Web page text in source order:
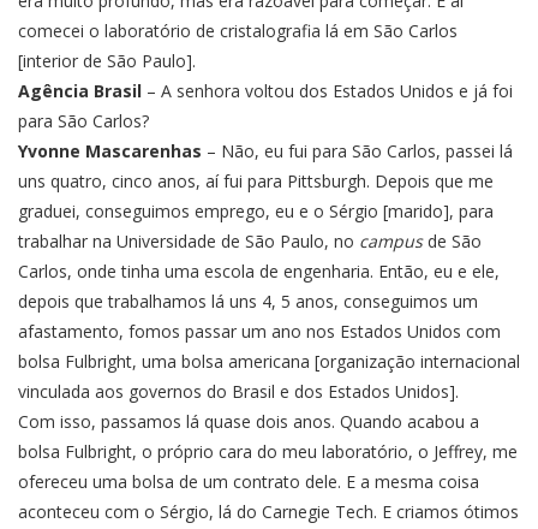
comecei o laboratório de cristalografia lá em São Carlos
[interior de São Paulo].
Agência Brasil – A senhora voltou dos Estados Unidos e já foi
para São Carlos?
Yvonne Mascarenhas – Não, eu fui para São Carlos, passei lá
uns quatro, cinco anos, aí fui para Pittsburgh. Depois que me
graduei, conseguimos emprego, eu e o Sérgio [marido], para
trabalhar na Universidade de São Paulo, no campusde São
Carlos, onde tinha uma escola de engenharia. Então, eu e ele,
depois que trabalhamos lá uns 4, 5 anos, conseguimos um
afastamento, fomos passar um ano nos Estados Unidos com
bolsa Fulbright, uma bolsa americana [organização internacional
vinculada aos governos do Brasil e dos Estados Unidos].
Com isso, passamos lá quase dois anos. Quando acabou a
bolsa Fulbright, o próprio cara do meu laboratório, o Jeffrey, me
ofereceu uma bolsa de um contrato dele. E a mesma coisa
aconteceu com o Sérgio, lá do Carnegie Tech. E criamos ótimos